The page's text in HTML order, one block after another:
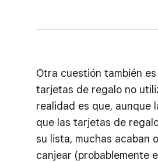
Otra cuestión también
tarjetas de regalo no
realidad es que, aunque
que las tarjetas de
su lista, muchas acaban
canjear (probablemente